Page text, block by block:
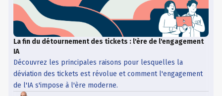
La fin du détournement des tickets : l'ère de l'engagement
IA
Découvrez les principales raisons pour lesquelles la
déviation des tickets est révolue et comment l'engagement
de l'IA s'impose à l'ère moderne.